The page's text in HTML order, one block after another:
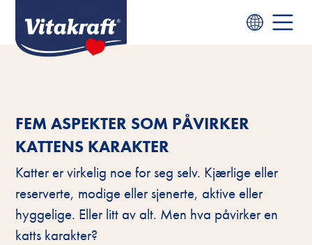
FEM ASPEKTER SOM PÅVIRKER
KATTENS KARAKTER
Katter er virkelig noe for seg selv. Kjærlige eller
reserverte, modige eller sjenerte, aktive eller
hyggelige. Eller litt av alt. Men hva påvirker en
katts karakter?